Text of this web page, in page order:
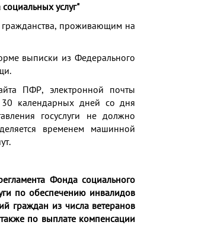
услуг"
гражданства, проживающим на
выписки из Федерального
ПФР, электронной почты
30 календарных дней со дня
госуслуги не должно
временем машинной
Фонда социального
по обеспечению инвалидов
граждан из числа ветеранов
по выплате компенсации